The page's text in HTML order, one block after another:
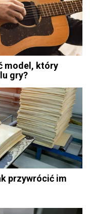
model, który
gry?
przywrócić im